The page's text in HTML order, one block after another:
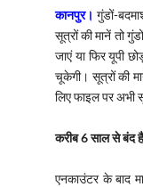
कानपुर। गुंडों-
सूत्रों की मानें तो
जाएं या फिर यूपी
चूकेगी। सूत्रों की
लिए फाइल पर अभी
करीब 6 साल से बंद
एनकाउंटर के बाद